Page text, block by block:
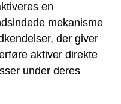
en
mekanisme
der giver
aktiver direkte
under deres